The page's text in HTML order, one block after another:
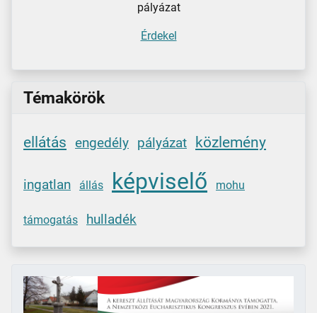
pályázat
Érdekel
Témakörök
ellátás engedély pályázat közlemény
ingatlan állás képviselő mohu
támogatás hulladék